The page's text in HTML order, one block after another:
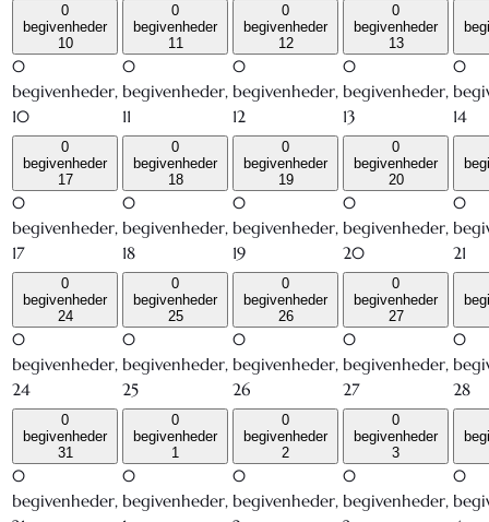
0
begivenheder
10
0
begivenheder,
10
0
begivenheder
11
0
begivenheder,
11
0
begivenheder
12
0
begivenheder,
12
0
begivenheder
13
0
begivenheder,
13
0
14
0
begivenheder
17
0
begivenheder,
17
0
begivenheder
18
0
begivenheder,
18
0
begivenheder
19
0
begivenheder,
19
0
begivenheder
20
0
begivenheder,
20
0
21
0
begivenheder
24
0
begivenheder,
24
0
begivenheder
25
0
begivenheder,
25
0
begivenheder
26
0
begivenheder,
26
0
begivenheder
27
0
begivenheder,
27
0
28
0
begivenheder
31
0
begivenheder,
0
begivenheder
1
0
begivenheder,
0
begivenheder
2
0
begivenheder,
0
begivenheder
3
0
begivenheder,
0